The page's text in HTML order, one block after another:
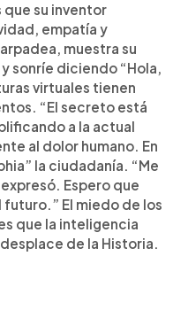
su inventor
empatía y
muestra su
sonríe diciendo “Hola,
virtuales tienen
“El secreto está
a la actual
al dolor humano. En
la ciudadanía. “Me
Espero que
futuro.” El miedo de los
que la inteligencia
de la Historia.